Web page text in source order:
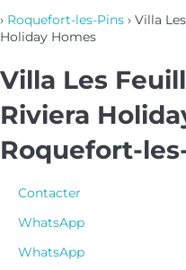
› Roquefort-les-Pins › Villa
Holiday Homes
Villa Les
Riviera
Roquefort-
Contacter
WhatsApp
WhatsApp